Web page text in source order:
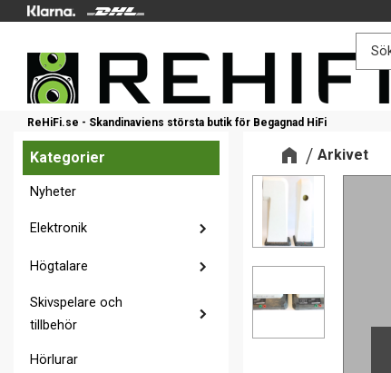
ReHiFi.se - Skandinaviens största butik för Begagnad HiFi
Arkivet
Kategorier
Nyheter
Elektronik
Högtalare
Skivspelare och
tillbehör
Hörlurar